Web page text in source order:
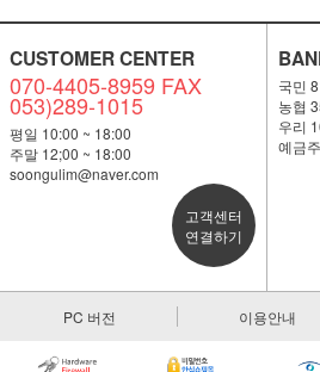
CUSTOMER CENTER
070-4405-8959 FAX
053)289-1015
평일 10:00 ~ 18:00
주말 12;00 ~ 18:00
soongulim@naver.com
고객센터
연결하기
국민
농협
우리
예금
PC 버전 이용안내